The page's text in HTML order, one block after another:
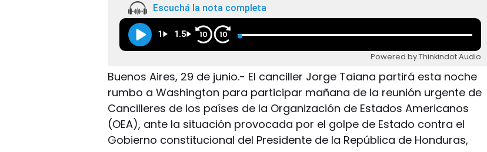
Escuchá la nota completa
1 1.5 10 10
Powered by Thinkindot Audio
Buenos Aires, 29 de junio.- El canciller Jorge Taiana partirá esta noche
rumbo a Washington para participar mañana de la reunión urgente de
Cancilleres de los países de la Organización de Estados Americanos
(OEA), ante la situación provocada por el golpe de Estado contra el
Gobierno constitucional del Presidente de la República de Honduras,